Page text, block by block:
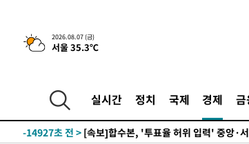
2026.08.07 (금)
서울 35.3℃
실시간 정치 국제 경제 금
-21489초 전 >[속보]종합특검, '관저이전 봐주기 감사' 유
-18089초 전 >민주 콩고 에볼라환자 4천명 돌파, 4053
-16533초 전 >
"미 전국적 살모네라 식중독 원인은 멕
-15046초 전 >
-14927초 전 > [속보]합수본, '투표율 허위 입력' 중앙·